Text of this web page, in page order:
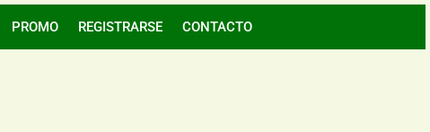
PROMO REGISTRARSE CONTACTO